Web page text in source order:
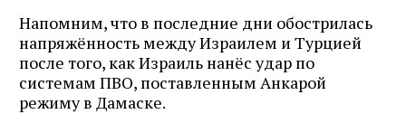
Напомним, что в последние дни обострилась
напряжённость между Израилем и Турцией
после того, как Израиль нанёс удар по
системам ПВО, поставленным Анкарой
режиму в Дамаске.